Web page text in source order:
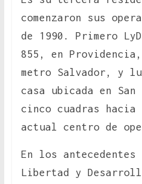
comenzaron sus
de 1990. Primero
855, en
metro Salvador, y
casa ubicada en
cinco cuadras hacia
actual centro de
En los
Libertad y